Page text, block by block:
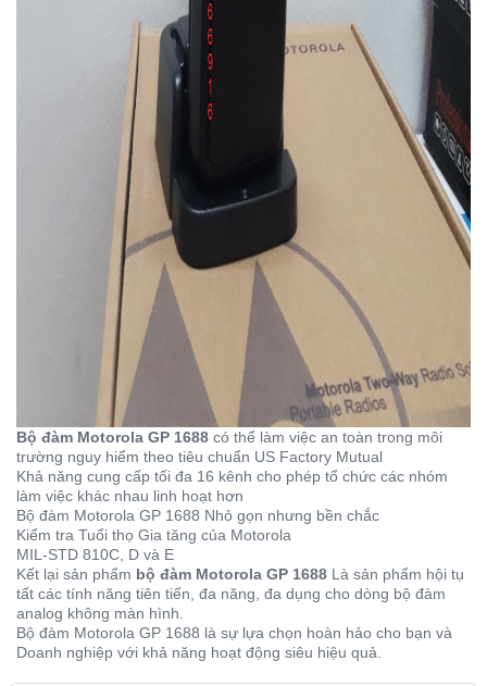
Bộ đàm Motorola GP 1688 có thể làm việc an toàn trong môi
trường nguy hiểm theo tiêu chuẩn US Factory Mutual
Khả năng cung cấp tối đa 16 kênh cho phép tổ chức các nhóm
làm việc khác nhau linh hoạt hơn
Bộ đàm Motorola GP 1688 Nhỏ gọn nhưng bền chắc
Kiểm tra Tuổi thọ Gia tăng của Motorola
MIL-STD 810C, D và E
Kết lại sản phẩm bộ đàm Motorola GP 1688 Là sản phẩm hội tụ
tất các tính năng tiên tiến, đa năng, đa dụng cho dòng bộ đàm
analog không màn hình.
Bộ đàm Motorola GP 1688 là sự lựa chọn hoàn hảo cho bạn và
Doanh nghiệp với khả năng hoạt động siêu hiệu quả.